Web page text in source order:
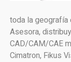
toda la geografía
Asesora,
CAD/CAM/CAE
Cimatron, Fikus